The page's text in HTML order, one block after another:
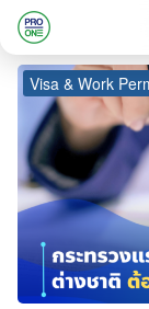
Skip
content
Search
for:
Visa & Work